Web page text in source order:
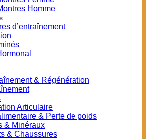
Homme
d’entraînement
& Régénération
Articulaire
& Perte de poids
& Minéraux
& Chaussures